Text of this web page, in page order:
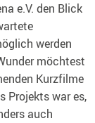
e.V. den Blick
werden
möchtest
Kurzfilme
Projekts war es,
auch